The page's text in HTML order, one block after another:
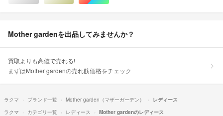
Mother gardenを出品してみませんか？
買取よりも高値で売れる!
まずはMother gardenの売れ筋価格をチェック
ラクマ ブランド一覧 Mother garden（マザーガーデン）
レディース
ラクマ
カテゴリ一覧 レディース Mother gardenのレディース